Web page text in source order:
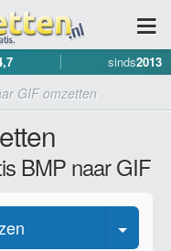
sinds2013
GIF omzetten
BMP naar GIF